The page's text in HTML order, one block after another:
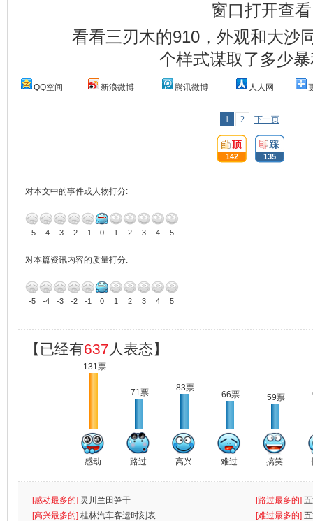
看看三刃木的910，外观和大沙
个样式谋取了多少
QQ空间 新浪微博 腾讯微博 人人网
1 2 下一页
顶:
142
踩:
135
对本文中的事件或人物打分:
-5 -4 -3 -2 -1 0 1 2 3 4 5
对本篇资讯内容的质量打分:
-5 -4 -3 -2 -1 0 1 2 3 4 5
【已经有637 人表态】
131票
感动
71票
路过
83票
高兴
66票
难过
59票
搞笑
[感动最多的] 灵川兰田笋干 [路过最多的]
[高兴最多的] 桂林汽车客运时刻表 [难过最多的]